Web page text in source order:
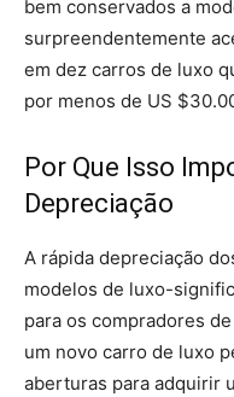
bem conservados a
surpreendentemente
em dez carros de luxo
por menos de US
Por Que Isso
Depreciação
A rápida depreciação
modelos de luxo-
para os compradores
um novo carro de luxo
aberturas para adquirir